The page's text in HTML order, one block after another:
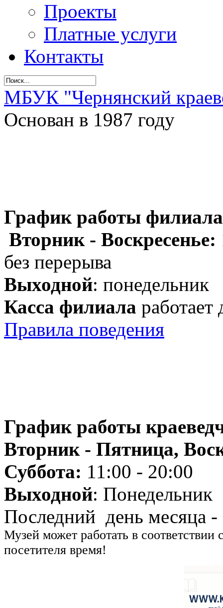
Проекты
Платные услуги
Контакты
МБУК "Чернянский
Основан в 1987 году
График работы
Вторник - Воскресенье:
без перерыва
Выходной: понедельник
Касса филиала работает
Правила поведения
График работы
Вторник - Пятница,
Суббота: 11:00 - 20:00
Выходной: Понедельник
Последний день месяца -
Музей может работать в
посетителя время!